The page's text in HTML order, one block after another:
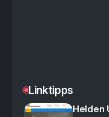
Linktipps
Helden